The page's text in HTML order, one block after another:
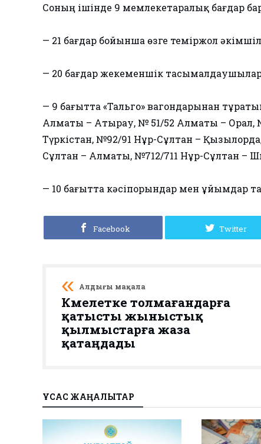
Соның ішінде 9 мемлекетаралық бағдар
— 21 бағдар бойынша өзге теміржол
— 20 бағдар жекеменшік
— 9 бағытта «Тальго» вагондарынан
Алматы – Атырау, № 51/52 Алматы –
Түркістан, №92/91 Нұр-Сұлтан –
Сұлтан – Алматы, №712/711 Нұр-Сұлтан –
— 10 бағытта кәсіпорындар мен ұйымдар
Facebook Twitter
Алдыңғы мақала
Кәмелетке толмағандарға
қатысты жыныстық
қылмыстарға жаза
қатаңдады
ҰҚСАС ЖАҢАЛЫҚТАР